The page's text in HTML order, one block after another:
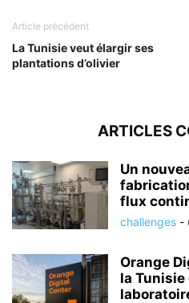
Article précédent
La Tunisie veut élargir ses
plantations d’olivier
ARTICLES
Un
flux
challenges -
Orange
la